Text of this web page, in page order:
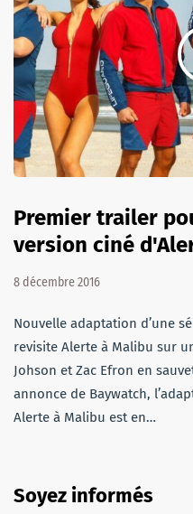
Premier trailer
version ciné
8 décembre 2016
Nouvelle adaptation d’une
revisite Alerte à Malibu sur
Johson et Zac Efron en
annonce de Baywatch,
Alerte à Malibu est en…
Soyez informés